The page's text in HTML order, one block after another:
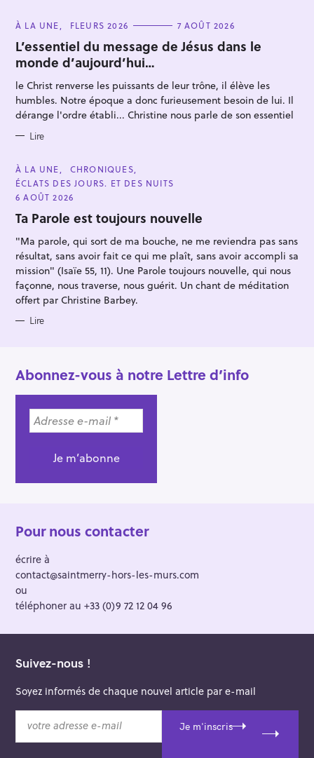
C
T
E
G
O
R
I
E
S
À LA UNE FLEURS 2026 7 AOÛT 2026
L’essentiel du message de Jésus dans le
monde d’aujourd’hui…
le Christ renverse les puissants de leur trône, il élève les
humbles. Notre époque a donc furieusement besoin de lui. Il
dérange l'ordre établi... Christine nous parle de son essentiel
Lire
C
A
T
E
O
R
E
À LA UNE
CHRONIQUES
ÉCLATS DES JOURS. ET DES NUITS
6 AOÛT 2026
Ta Parole est toujours nouvelle
"Ma parole, qui sort de ma bouche, ne me reviendra pas sans
résultat, sans avoir fait ce qui me plaît, sans avoir accompli sa
mission" (Isaïe 55, 11). Une Parole toujours nouvelle, qui nous
façonne, nous traverse, nous guérit. Un chant de méditation
offert par Christine Barbey.
Lire
Abonnez-vous à notre Lettre d’info
Pour nous contacter
écrire à
contact@saintmerry-hors-les-murs.com
ou
téléphoner au +33 (0)9 72 12 04 96
Suivez-nous !
Soyez informés de chaque nouvel article par e-mail
t
Je m'inscris
h
e
r
h
e
r